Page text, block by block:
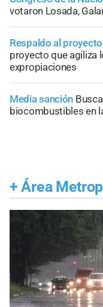
votaron Losada,
Respaldo al
proyecto que agiliza
expropiaciones
Media sanción
biocombustibles en
+ Área